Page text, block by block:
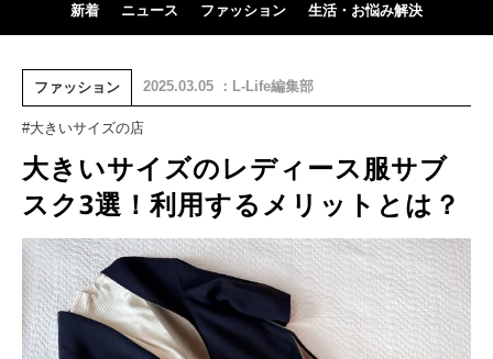
新着 ニュース ファッション 生活・お悩み解決
ファッション 2025.03.05 ：L-Life編集部
#大きいサイズの店
大きいサイズのレディース服サブ
スク3選！利用するメリットとは？